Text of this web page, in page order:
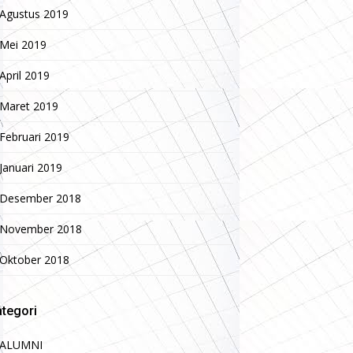
Agustus 2019
Mei 2019
April 2019
Maret 2019
Februari 2019
Januari 2019
Desember 2018
November 2018
Oktober 2018
ALUMNI